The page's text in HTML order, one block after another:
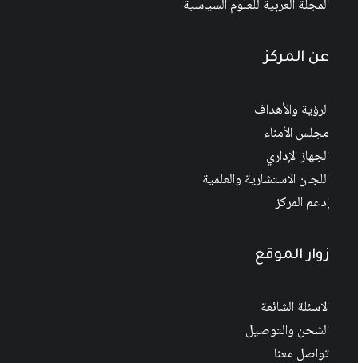
المجلة العربية للعلوم السياسية
عن المركز
الرؤية والأهداف
مجلس الأمناء
الجهاز الإداري
اللجان الاستشارية والعلمية
إدعم المركز
زوار الموقع
الاسئلة الشائعة
الشحن والتوصيل
تواصل معنا